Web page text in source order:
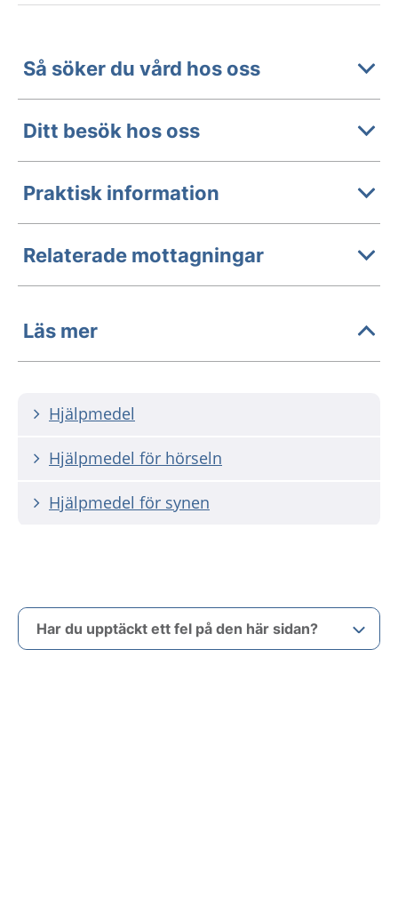
Så söker du vård hos oss
Ditt besök hos oss
Praktisk information
Relaterade mottagningar
Läs mer
Hjälpmedel
Hjälpmedel för hörseln
Hjälpmedel för synen
Har du upptäckt ett fel på den här sidan?